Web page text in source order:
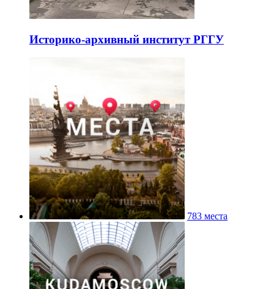
Историко-архивный институт РГГУ
783 места